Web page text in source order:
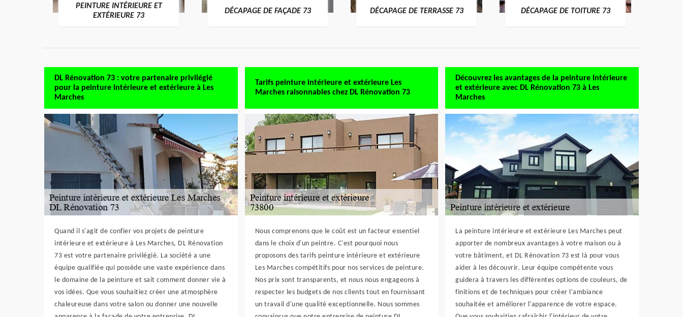
PEINTURE INTÉRIEURE ET
EXTÉRIEURE 73
DÉCAPAGE DE FAÇADE 73 DÉCAPAGE DE TERRASSE 73 DÉCAPAGE DE TOITURE 73
DL Rénovation 73 : votre partenaire privilégié
pour la peinture intérieure et extérieure à Les
Marches
Quand il s'agit de confier vos projets de peinture
intérieure et extérieure à Les Marches, DL Rénovation
73 est votre partenaire privilégié. La société a une
équipe qualifiée qui possède une vaste expérience dans
le domaine de la peinture et sait comment donner vie à
vos idées. Que vous souhaitiez créer une atmosphère
chaleureuse dans votre salon ou donner une nouvelle
Tarifs peinture intérieure et extérieure Les
Marches raisonnables chez DL Rénovation 73
Nous comprenons que le coût est un facteur essentiel
dans le choix d'un peintre. C'est pourquoi nous
proposons des tarifs peinture intérieure et extérieure
Les Marches compétitifs pour nos services de peinture.
Nos prix sont transparents, et nous nous engageons à
respecter les budgets de nos clients tout en fournissant
un travail d'une qualité exceptionnelle. Nous sommes
Découvrez les avantages de la peinture intérieure
et extérieure avec DL Rénovation 73 à Les
Marches
La peinture intérieure et extérieure Les Marches peut
apporter de nombreux avantages à votre maison ou à
votre bâtiment, et DL Rénovation 73 est là pour vous
aider à les découvrir. Leur équipe compétente vous
guidera à travers les différentes options de couleurs, de
finitions et de techniques pour créer l'ambiance
souhaitée et améliorer l'apparence de votre espace.